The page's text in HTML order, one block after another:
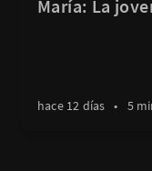
María: La
hace 12 días • 5